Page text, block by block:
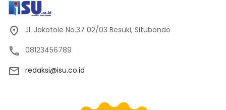
Jl. Jokotole No.37 02/03 Besuki, Situbondo
08123456789
redaksi@isu.co.id